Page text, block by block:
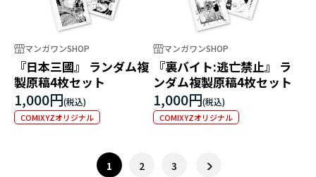
マンガワンSHOP
『日本三國』 ランダム複
製原稿4枚セット
1,000円
COMIXYZオリジナル
マンガワンSHOP
『裏バイト:逃亡禁止』 ラ
ンダム複製原稿4枚セット
1,000円
COMIXYZオリジナル
1 2 3